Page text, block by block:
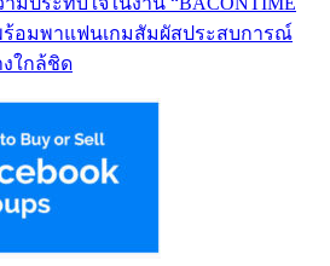
ร้อมพาแฟนเกมสัมผัสประสบการณ์
งใกล้ชิด